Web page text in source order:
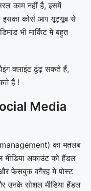
काम नहीं है, इसमें
इसका कोर्स आप यूट्यूब से
भी मार्किट मे बहुत
पैइंग क्लाइंट ढूंढ़ सकते हैं,
हैं !
Media
का मतलब
मीडिया अकाउंट को हैंडल
फेसबुक वगैरह मे पोस्ट
उनके सोशल मीडिया हैंडल